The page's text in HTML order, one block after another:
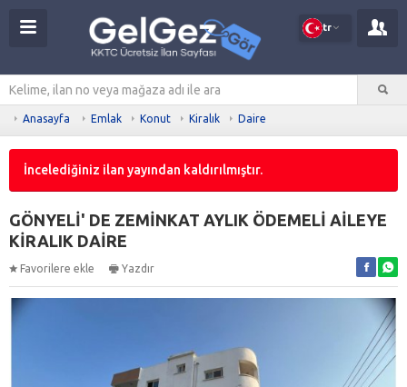
tr
Anasayfa Emlak Konut Kiralık Daire
İncelediğiniz ilan yayından kaldırılmıştır.
GÖNYELİ' DE ZEMİNKAT AYLIK ÖDEMELİ AİLEYE
KİRALIK DAİRE
Favorilere ekle Yazdır